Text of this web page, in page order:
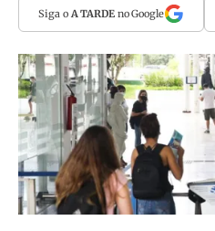
Siga o A TARDEno Google